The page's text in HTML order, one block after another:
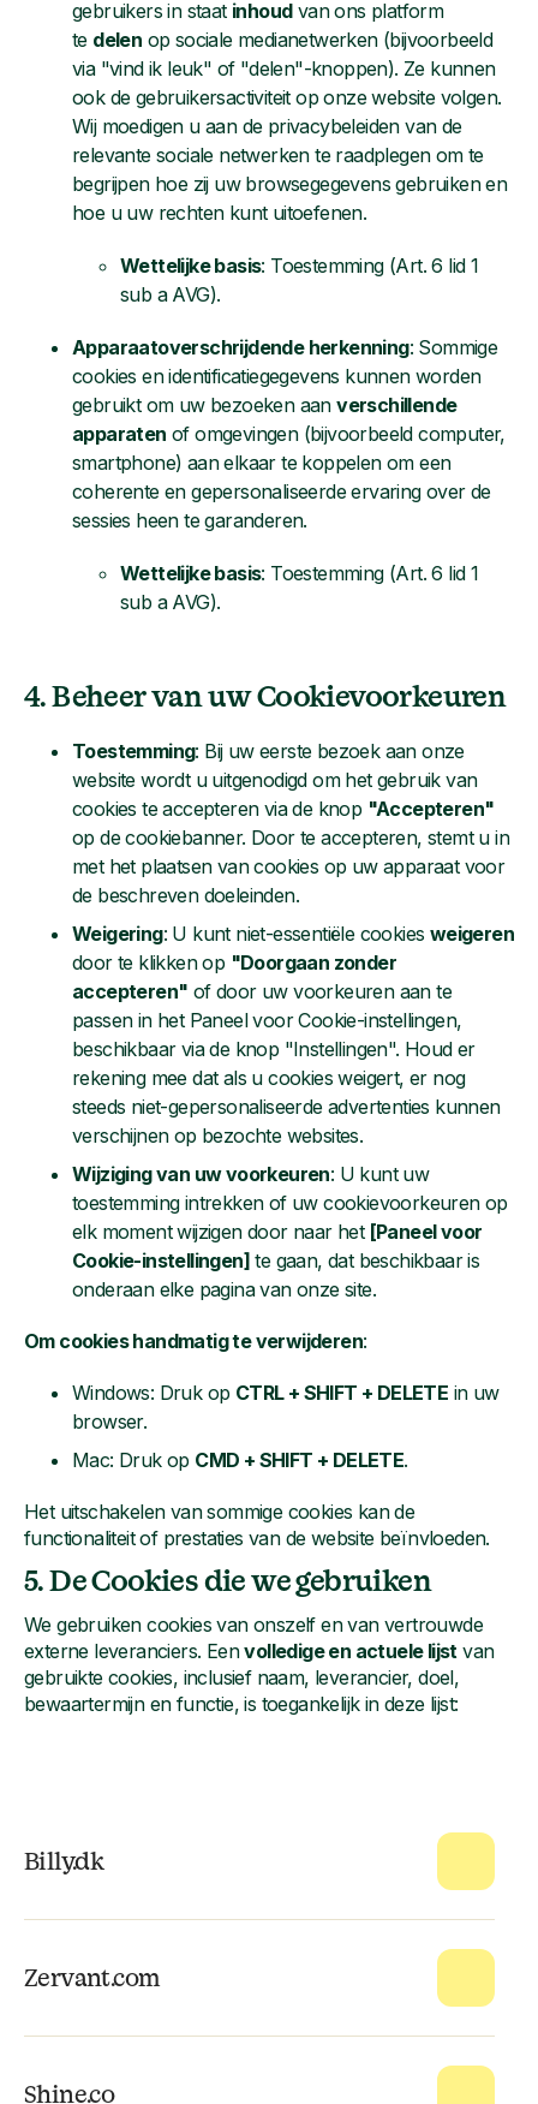
gebruikers in staat inhoudvan ons platform
te delen op sociale medianetwerken (bijvoorbeeld
via "vind ik leuk" of "delen"-knoppen). Ze kunnen
ook de gebruikersactiviteit op onze website volgen.
Wij moedigen u aan de privacybeleiden van de
relevante sociale netwerken te raadplegen om te
begrijpen hoe zij uw browsegegevens gebruiken en
hoe u uw rechten kunt uitoefenen.
Wettelijke basis: Toestemming (Art. 6 lid 1
sub a AVG).
Apparaatoverschrijdende herkenning: Sommige
cookies en identificatiegegevens kunnen worden
gebruikt om uw bezoeken aanverschillende
apparaten of omgevingen (bijvoorbeeld computer,
smartphone) aan elkaar te koppelen om een
coherente en gepersonaliseerde ervaring over de
sessies heen te garanderen.
Wettelijke basis: Toestemming (Art. 6 lid 1
sub a AVG).
4. Beheer van uw Cookievoorkeuren
Toestemming: Bij uw eerste bezoek aan onze
website wordt u uitgenodigd om het gebruik van
cookies te accepteren via de knop "Accepteren"
op de cookiebanner. Door te accepteren, stemt u in
met het plaatsen van cookies op uw apparaat voor
de beschreven doeleinden.
Weigering: U kunt niet-essentiële cookies weigeren
door te klikken op "Doorgaan zonder
accepteren" of door uw voorkeuren aan te
passen in het Paneel voor Cookie-instellingen,
beschikbaar via de knop "Instellingen". Houd er
rekening mee dat als u cookies weigert, er nog
steeds niet-gepersonaliseerde advertenties kunnen
verschijnen op bezochte websites.
Wijziging van uw voorkeuren: U kunt uw
toestemming intrekken of uw cookievoorkeuren op
elk moment wijzigen door naar het [Paneel voor
Cookie-instellingen] te gaan, dat beschikbaar is
onderaan elke pagina van onze site.
Om cookies handmatig te verwijderen:
Windows: Druk op CTRL + SHIFT + DELETE in uw
browser.
Mac: Druk op CMD + SHIFT + DELETE.
Het uitschakelen van sommige cookies kan de
functionaliteit of prestaties van de website beïnvloeden.
5. De Cookies die we gebruiken
We gebruiken cookies van onszelf en van vertrouwde
externe leveranciers. Eenvolledige en actuele lijstvan
gebruikte cookies, inclusief naam, leverancier, doel,
bewaartermijn en functie, is toegankelijk in deze lijst:
Billy.dk
Zervant.com
Shine.co